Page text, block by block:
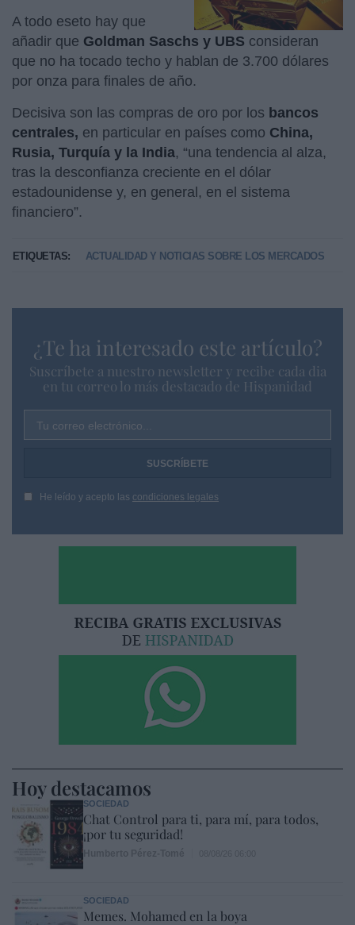
A todo eseto hay que
añadir que Goldman Saschs y UBS consideran
que no ha tocado techo y hablan de 3.700 dólares
por onza para finales de año.
Decisiva son las compras de oro por los bancos
centrales, en particular en países como China,
Rusia, Turquía y la India, “una tendencia al alza,
tras la desconfianza creciente en el dólar
estadounidense y, en general, en el sistema
financiero”.
ETIQUETAS: ACTUALIDAD Y NOTICIAS SOBRE LOS MERCADOS
¿Te ha interesado este artículo?
Suscríbete a nuestro newsletter y recibe cada dia
en tu correo lo más destacado de Hispanidad
Tu correo electrónico...
He leído y acepto las condiciones legales
Hoy destacamos
SOCIEDAD
Chat Control para ti, para mí, para todos,
¡por tu seguridad!
SOCIEDAD
Memes. Mohamed en la boya